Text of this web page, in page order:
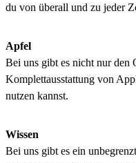
du von überall und zu jeder
Apfel
Bei uns gibt es nicht nur den
Komplettausstattung von
nutzen kannst.
Wissen
Bei uns gibt es ein